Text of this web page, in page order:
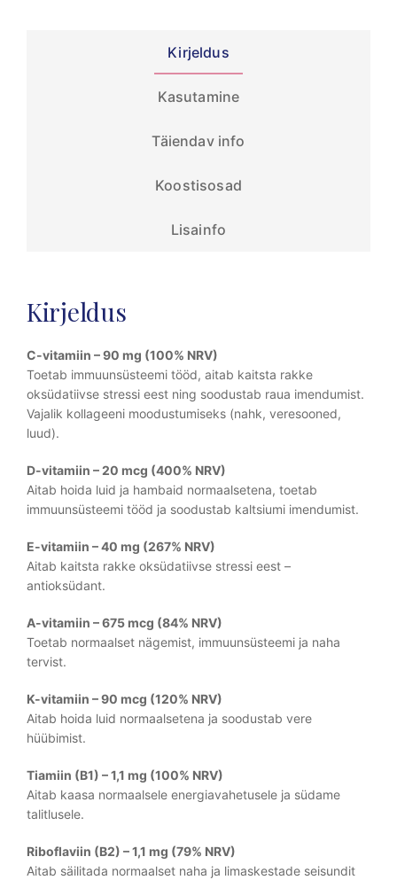
Kirjeldus
Kasutamine
Täiendav info
Koostisosad
Lisainfo
Kirjeldus
C-vitamiin – 90 mg (100% NRV)
Toetab immuunsüsteemi tööd, aitab kaitsta rakke
oksüdatiivse stressi eest ning soodustab raua imendumist.
Vajalik kollageeni moodustumiseks (nahk, veresooned,
luud).
D-vitamiin – 20 mcg (400% NRV)
Aitab hoida luid ja hambaid normaalsetena, toetab
immuunsüsteemi tööd ja soodustab kaltsiumi imendumist.
E-vitamiin – 40 mg (267% NRV)
Aitab kaitsta rakke oksüdatiivse stressi eest –
antioksüdant.
A-vitamiin – 675 mcg (84% NRV)
Toetab normaalset nägemist, immuunsüsteemi ja naha
tervist.
K-vitamiin – 90 mcg (120% NRV)
Aitab hoida luid normaalsetena ja soodustab vere
hüübimist.
Tiamiin (B1) – 1,1 mg (100% NRV)
Aitab kaasa normaalsele energiavahetusele ja südame
talitlusele.
Riboflaviin (B2) – 1,1 mg (79% NRV)
Aitab säilitada normaalset naha ja limaskestade seisundit